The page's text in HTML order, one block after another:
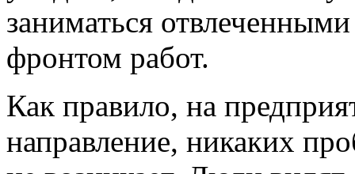
заниматься
фронтом работ.
Как правило, на
направление, никаких